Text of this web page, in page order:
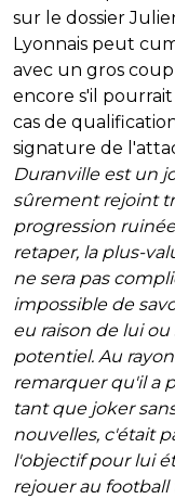
sur le dossier
Lyonnais peut
avec un gros
encore s'il
cas de
signature de
Duranville est un
sûrement rejoint
progression
retaper, la plus-
ne sera pas
impossible de
eu raison de lui
potentiel. Au
remarquer qu'il a
tant que joker
nouvelles, c'était
l'objectif pour lui
rejouer au football